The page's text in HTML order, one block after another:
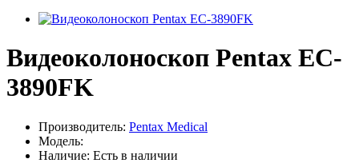
Видеоколоноскоп Pentax EC-
3890FK
Производитель: Pentax Medical
Модель:
Наличие: Есть в наличии